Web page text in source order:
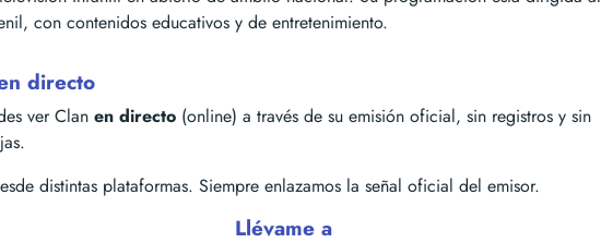
con contenidos educativos y de entretenimiento.
directo
ver Clan en directo (online) a través de su emisión oficial, sin registros y sin
distintas plataformas. Siempre enlazamos la señal oficial del emisor.
Llévame a